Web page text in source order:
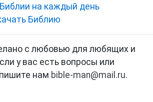
на каждый день
Библию
с любовью для любящих и
у вас есть вопросы или
нам bible-man@mail.ru.